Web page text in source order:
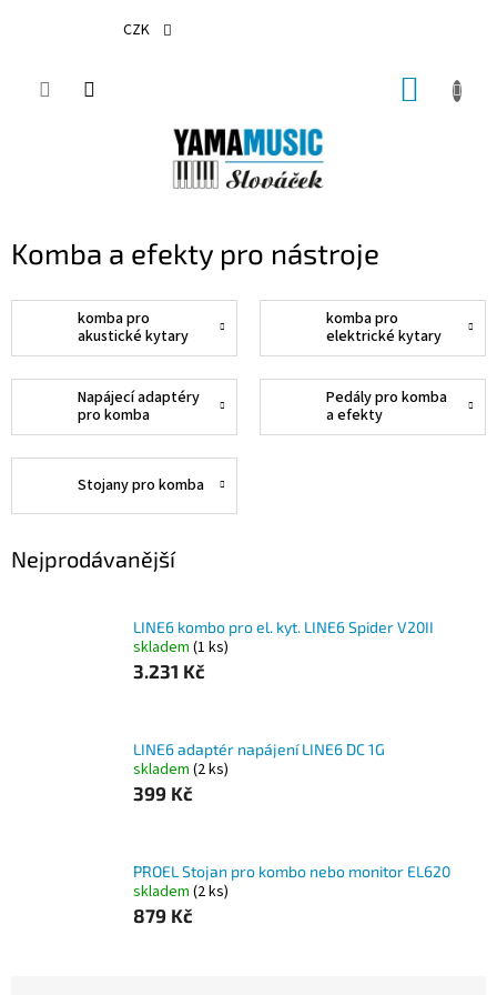
CZK
Komba a efekty pro nástroje
komba pro
akustické kytary
komba pro
elektrické kytary
Napájecí adaptéry
pro komba
Pedály pro komba
a efekty
Stojany pro komba
Nejprodávanější
LINE6 kombo pro el. kyt. LINE6 Spider V20II
skladem (1 ks)
3.231 Kč
LINE6 adaptér napájení LINE6 DC 1G
skladem (2 ks)
399 Kč
PROEL Stojan pro kombo nebo monitor EL620
skladem (2 ks)
879 Kč